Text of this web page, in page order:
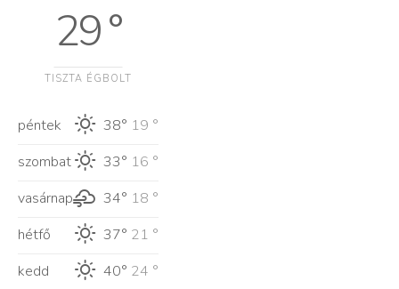
29 °
TISZTA ÉGBOLT
péntek 38° 19 °
szombat
33° 16 °
vasárnap
34° 18 °
hétfő
37° 21 °
kedd
40° 24 °